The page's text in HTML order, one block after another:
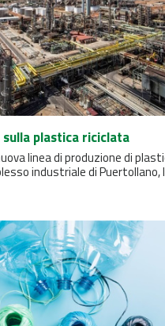
sulla plastica riciclata
linea di produzione di
industriale di Puertollano,